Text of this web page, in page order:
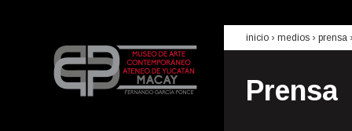
inicio › medios › prensa
Prensa